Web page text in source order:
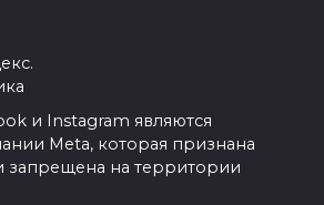
и Instagram являются
Meta, которая признана
запрещена на территории